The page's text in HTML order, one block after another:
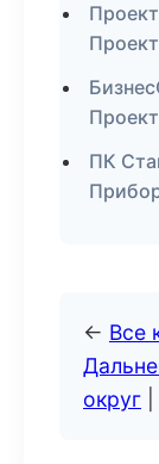
ПК
← Все
округ